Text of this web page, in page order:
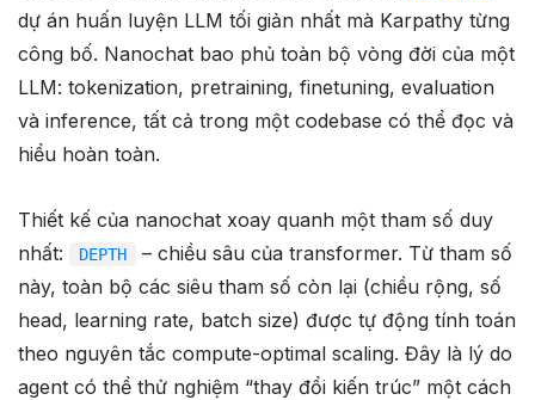
dự án huấn luyện LLM tối giản nhất mà Karpathy từng
công bố. Nanochat bao phủ toàn bộ vòng đời của một
LLM: tokenization, pretraining, finetuning, evaluation
và inference, tất cả trong một codebase có thể đọc và
hiểu hoàn toàn.
Thiết kế của nanochat xoay quanh một tham số duy
nhất:
DEPTH
– chiều sâu của transformer. Từ tham số
này, toàn bộ các siêu tham số còn lại (chiều rộng, số
head, learning rate, batch size) được tự động tính toán
theo nguyên tắc compute-optimal scaling. Đây là lý do
agent có thể thử nghiệm “thay đổi kiến trúc” một cách